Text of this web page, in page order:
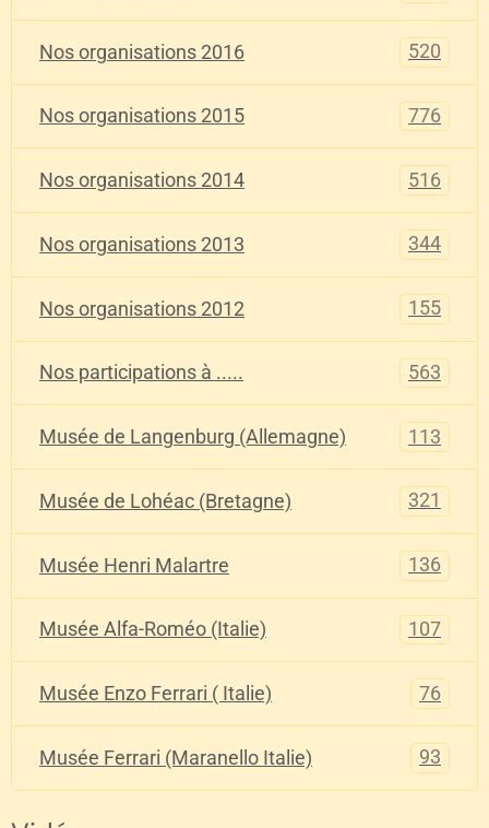
Nos organisations 2016 520
Nos organisations 2015 776
Nos organisations 2014 516
Nos organisations 2013 344
Nos organisations 2012 155
Nos participations à ..... 563
Musée de Langenburg (Allemagne) 113
Musée de Lohéac (Bretagne) 321
Musée Henri Malartre 136
Musée Alfa-Roméo (Italie) 107
Musée Enzo Ferrari ( Italie) 76
Musée Ferrari (Maranello Italie) 93